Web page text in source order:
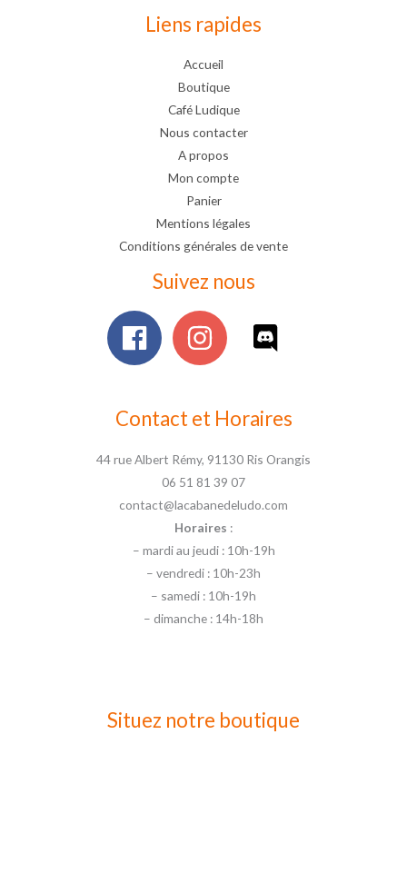
Liens rapides
Accueil
Boutique
Café Ludique
Nous contacter
A propos
Mon compte
Panier
Mentions légales
Conditions générales de vente
Suivez nous
Contact et Horaires
44 rue Albert Rémy, 91130 Ris Orangis
06 51 81 39 07
contact@lacabanedeludo.com
Horaires :
– mardi au jeudi : 10h-19h
– vendredi : 10h-23h
– samedi : 10h-19h
– dimanche : 14h-18h
Situez notre boutique